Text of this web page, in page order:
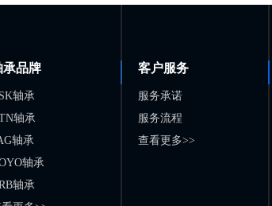
承品牌
轴承
轴承
轴承
轴承
轴承
客户服务
服务承诺
服务流程
查看更多>>